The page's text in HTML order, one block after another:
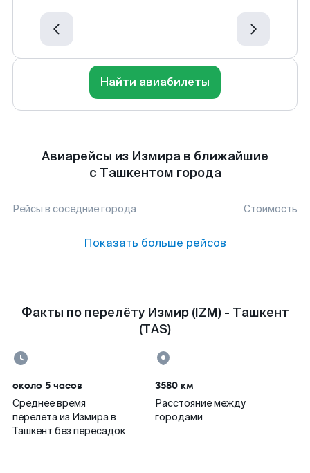
Найти авиабилеты
Авиарейсы из Измира в ближайшие
с Ташкентом города
Рейсы в соседние города Стоимость
Показать больше рейсов
Факты по перелёту Измир (IZM) - Ташкент
(TAS)
около 5 часов
Среднее время
перелета из Измира в
Ташкент без пересадок
3580 км
Расстояние между
городами